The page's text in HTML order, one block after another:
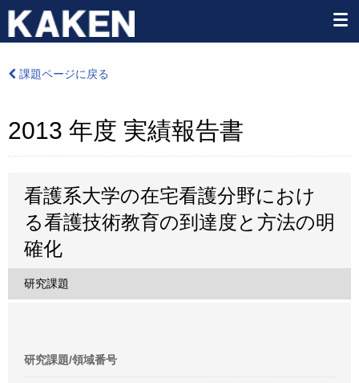
課題ページに戻る
2013 年度 実績報告書
看護系大学の在宅看護分野におけ
る看護技術教育の到達度と方法の明
確化
研究課題
研究課題/領域番号